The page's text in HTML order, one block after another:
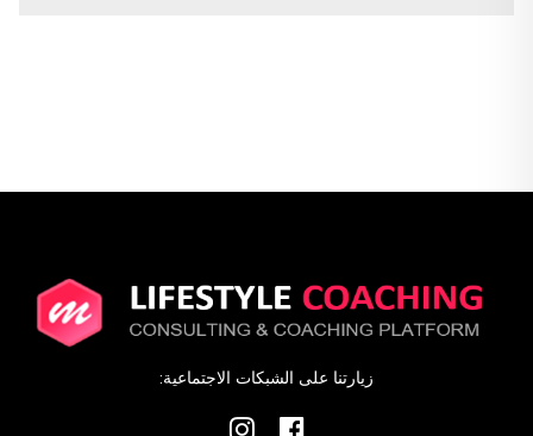
زيارتنا على الشبكات الاجتماعية: